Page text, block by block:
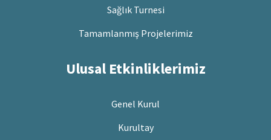
Sağlık Turnesi
Tamamlanmış Projelerimiz
Ulusal Etkinliklerimiz
Genel Kurul
Kurultay